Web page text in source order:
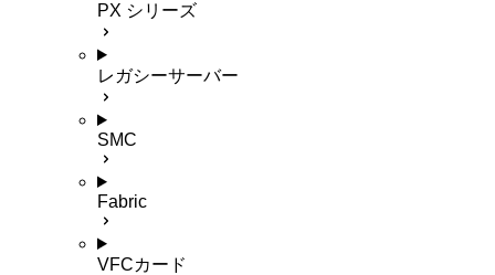
PX シリーズ
レガシーサーバー
SMC
Fabric
VFCカード